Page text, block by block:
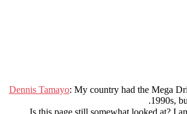
Dennis Tamayo: My country had the Mega
1990s,
.